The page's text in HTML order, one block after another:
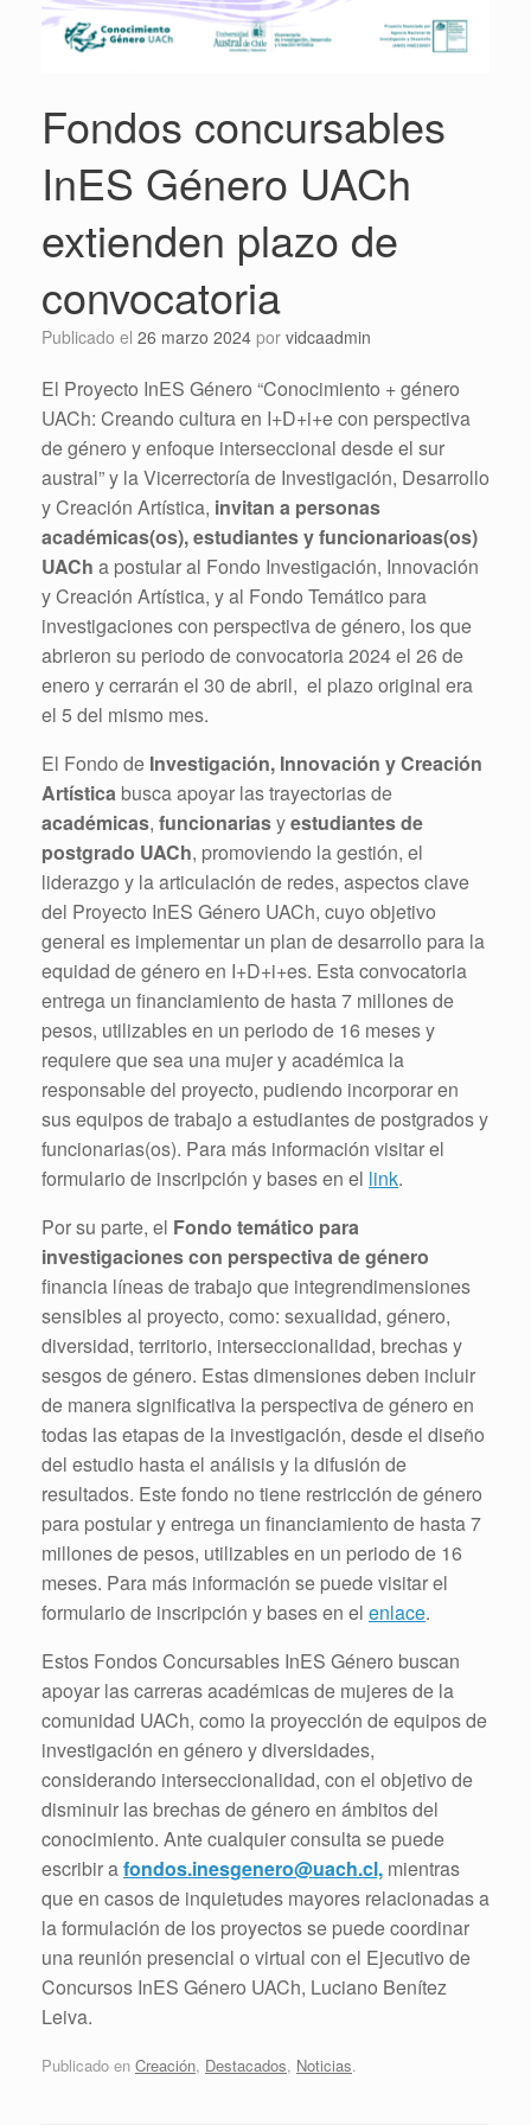
Fondos concursables
InES Género UACh
extienden plazo de
convocatoria
Publicado el 26 marzo 2024 por vidcaadmin
El Proyecto InES Género “Conocimiento + género
UACh: Creando cultura en I+D+i+e con perspectiva
de género y enfoque interseccional desde el sur
austral” y la Vicerrectoría de Investigación, Desarrollo
y Creación Artística, invitan a personas
académicas(os), estudiantes y funcionarioas(os)
UACh a postular al Fondo Investigación, Innovación
y Creación Artística, y al Fondo Temático para
investigaciones con perspectiva de género, los que
abrieron su periodo de convocatoria 2024 el 26 de
enero y cerrarán el 30 de abril, el plazo original era
el 5 del mismo mes.
El Fondo de Investigación, Innovación y Creación
Artística busca apoyar las trayectorias de
académicas, funcionariasyestudiantes de
postgrado UACh, promoviendo la gestión, el
liderazgo y la articulación de redes, aspectos clave
del Proyecto InES Género UACh, cuyo objetivo
general es implementar un plan de desarrollo para la
equidad de género en I+D+i+es. Esta convocatoria
entrega un financiamiento de hasta 7 millones de
pesos, utilizables en un periodo de 16 meses y
requiere que sea una mujer y académica la
responsable del proyecto, pudiendo incorporar en
sus equipos de trabajo a estudiantes de postgrados y
funcionarias(os). Para más información visitar el
formulario de inscripción y bases en el link.
Por su parte, el Fondo temático para
investigaciones con perspectiva de género
financia líneas de trabajo que integrendimensiones
sensibles al proyecto, como: sexualidad, género,
diversidad, territorio, interseccionalidad, brechas y
sesgos de género. Estas dimensiones deben incluir
de manera significativa la perspectiva de género en
todas las etapas de la investigación, desde el diseño
del estudio hasta el análisis y la difusión de
resultados. Este fondo no tiene restricción de género
para postular y entrega un financiamiento de hasta 7
millones de pesos, utilizables en un periodo de 16
meses. Para más información se puede visitar el
formulario de inscripción y bases en el enlace.
Estos Fondos Concursables InES Género buscan
apoyar las carreras académicas de mujeres de la
comunidad UACh, como la proyección de equipos de
investigación en género y diversidades,
considerando interseccionalidad, con el objetivo de
disminuir las brechas de género en ámbitos del
conocimiento. Ante cualquier consulta se puede
escribir afondos.inesgenero@uach.cl, mientras
que en casos de inquietudes mayores relacionadas a
la formulación de los proyectos se puede coordinar
una reunión presencial o virtual con el Ejecutivo de
Concursos InES Género UACh, Luciano Benítez
Leiva.
Publicado en Creación, Destacados, Noticias.